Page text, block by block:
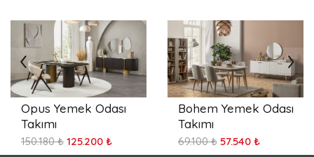
Opus Yemek Odası
Takımı
150.180 ₺ 125.200 ₺
Bohem Yemek Odası
Takımı
69.100 ₺ 57.540 ₺